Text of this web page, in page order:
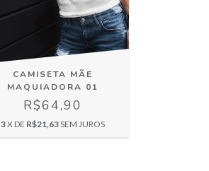
CAMISETA MÃE
MAQUIADORA 01
R$64,90
3X DE R$21,63SEM JUROS